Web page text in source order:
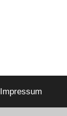
Impressum